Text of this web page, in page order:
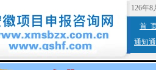
126年8
首
通知